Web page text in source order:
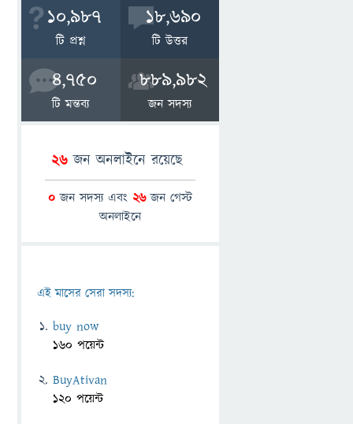
10,987
টি প্রশ্ন
18,690
টি উত্তর
4,750
টি মন্তব্য
889,982
জন সদস্য
26 জন অনলাইনে রয়েছে
0 জন সদস্য এবং 26জন গেস্ট
অনলাইনে
এই মাসের সেরা সদস্য:
buy now
160 পয়েন্ট
BuyAtivan
120 পয়েন্ট